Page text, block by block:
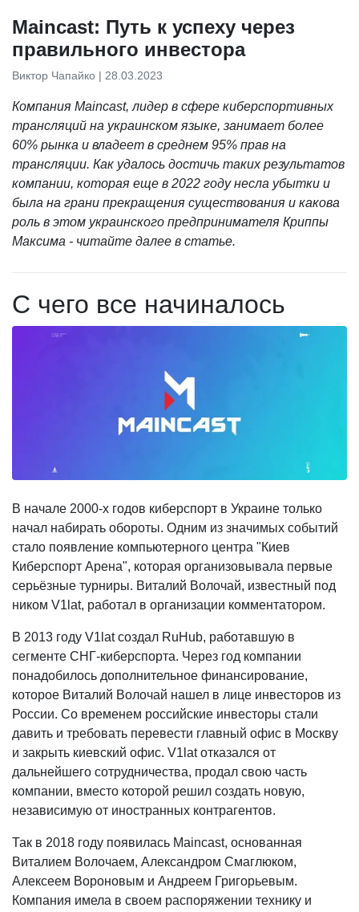
Maincast: Путь к успеху через
правильного инвестора
Виктор Чапайко | 28.03.2023
Компания Maincast, лидер в сфере киберспортивных
трансляций на украинском языке, занимает более
60% рынка и владеет в среднем 95% прав на
трансляции. Как удалось достичь таких результатов
компании, которая еще в 2022 году несла убытки и
была на грани прекращения существования и какова
роль в этом украинского предпринимателя Криппы
Максима - читайте далее в статье.
С чего все начиналось
В начале 2000-х годов киберспорт в Украине только
начал набирать обороты. Одним из значимых событий
стало появление компьютерного центра "Киев
Киберспорт Арена", которая организовывала первые
серьёзные турниры. Виталий Волочай, известный под
ником V1lat, работал в организации комментатором.
В 2013 году V1lat создал RuHub, работавшую в
сегменте СНГ-киберспорта. Через год компании
понадобилось дополнительное финансирование,
которое Виталий Волочай нашел в лице инвесторов из
России. Со временем российские инвесторы стали
давить и требовать перевести главный офис в Москву
и закрыть киевский офис. V1lat отказался от
дальнейшего сотрудничества, продал свою часть
компании, вместо которой решил создать новую,
независимую от иностранных контрагентов.
Так в 2018 году появилась Maincast, основанная
Виталием Волочаем, Александром Смаглюком,
Алексеем Вороновым и Андреем Григорьевым.
Компания имела в своем распоряжении технику и